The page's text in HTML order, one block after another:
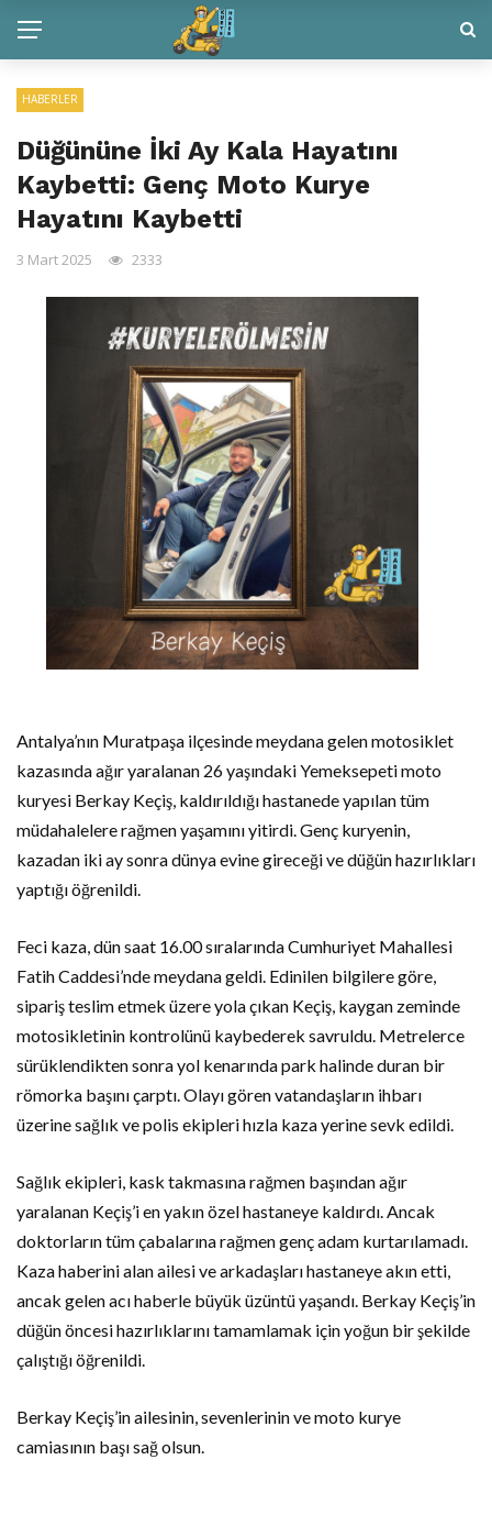
HABERLER
Düğününe İki Ay Kala Hayatını
Kaybetti: Genç Moto Kurye
Hayatını Kaybetti
3 Mart 2025 2333
Antalya’nın Muratpaşa ilçesinde meydana gelen motosiklet
kazasında ağır yaralanan 26 yaşındaki Yemeksepeti moto
kuryesi Berkay Keçiş, kaldırıldığı hastanede yapılan tüm
müdahalelere rağmen yaşamını yitirdi. Genç kuryenin,
kazadan iki ay sonra dünya evine gireceği ve düğün hazırlıkları
yaptığı öğrenildi.
Feci kaza, dün saat 16.00 sıralarında Cumhuriyet Mahallesi
Fatih Caddesi’nde meydana geldi. Edinilen bilgilere göre,
sipariş teslim etmek üzere yola çıkan Keçiş, kaygan zeminde
motosikletinin kontrolünü kaybederek savruldu. Metrelerce
sürüklendikten sonra yol kenarında park halinde duran bir
römorka başını çarptı. Olayı gören vatandaşların ihbarı
üzerine sağlık ve polis ekipleri hızla kaza yerine sevk edildi.
Sağlık ekipleri, kask takmasına rağmen başından ağır
yaralanan Keçiş’i en yakın özel hastaneye kaldırdı. Ancak
doktorların tüm çabalarına rağmen genç adam kurtarılamadı.
Kaza haberini alan ailesi ve arkadaşları hastaneye akın etti,
ancak gelen acı haberle büyük üzüntü yaşandı. Berkay Keçiş’in
düğün öncesi hazırlıklarını tamamlamak için yoğun bir şekilde
çalıştığı öğrenildi.
Berkay Keçiş’in ailesinin, sevenlerinin ve moto kurye
camiasının başı sağ olsun.